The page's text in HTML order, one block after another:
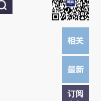
订阅